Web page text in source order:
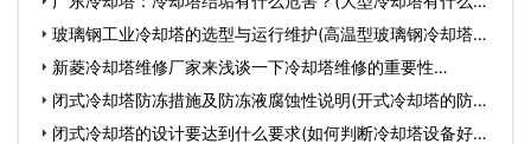
害)…
玻璃钢工业冷却塔的选型与运行维护(高温型玻璃钢冷却塔型
号…新菱冷却塔维修厂家来浅谈一下冷却塔维修的重要性…
闭式冷却塔防冻措施及防冻液腐蚀性说明(开式冷却塔的防冻
措…闭式冷却塔的设计要达到什么要求(如何判断冷却塔设备好坏)